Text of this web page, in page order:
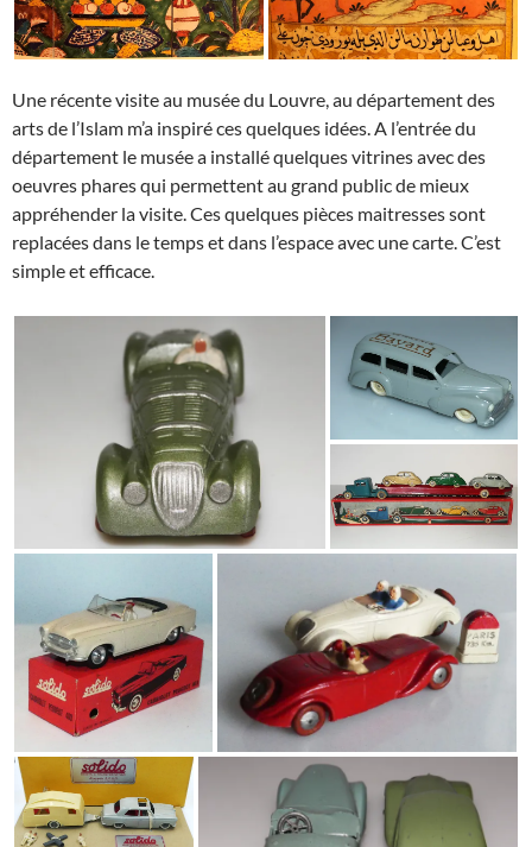
Une récente visite au musée du Louvre, au département des
arts de l’Islam m’a inspiré ces quelques idées. A l’entrée du
département le musée a installé quelques vitrines avec des
oeuvres phares qui permettent au grand public de mieux
appréhender la visite. Ces quelques pièces maitresses sont
replacées dans le temps et dans l’espace avec une carte. C’est
simple et efficace.